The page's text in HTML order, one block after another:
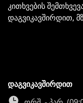
კითხვების
დაგვიკავშირდით,
დაგვიკავშირდით